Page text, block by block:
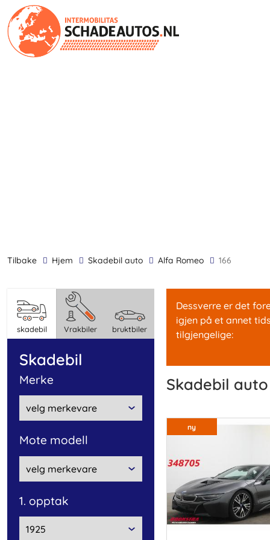
tilbake Hjem skadebil auto Alfa Romeo 166
skadebil Vrakbiler bruktbiler
skadebil
Merke
Mote modell
1. opptak
Dessverre er det
igjen på et annet
tilgjengelige:
skadebil
ny